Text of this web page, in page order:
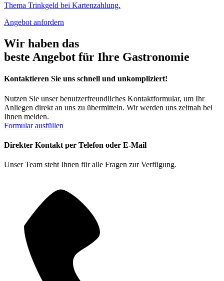
Thema Trinkgeld bei Kartenzahlung.
Angebot anfordern
Wir haben das
beste Angebot für Ihre Gastronomie
Kontaktieren Sie uns schnell und unkompliziert!
Nutzen Sie unser benutzerfreundliches Kontaktformular, um Ihr
Anliegen direkt an uns zu übermitteln. Wir werden uns zeitnah bei
Ihnen melden.
Formular ausfüllen
Direkter Kontakt per Telefon oder E-Mail
Unser Team steht Ihnen für alle Fragen zur Verfügung.